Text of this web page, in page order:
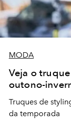
MODA
Veja o
outono-
Truques de
da temporada